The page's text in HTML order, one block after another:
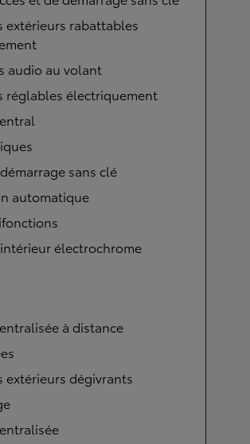
extérieurs rabattables
audio au volant
réglables électriquement
sans clé
automatique
électrochrome
à distance
extérieurs dégivrants